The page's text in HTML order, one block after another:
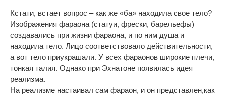
Кстати, встает вопрос – как же «ба» находила свое тело?
Изображения фараона (статуи, фрески, барельефы)
создавались при жизни фараона, и по ним душа и
находила тело. Лицо соответствовало действительности,
а вот тело приукрашали. У всех фараонов широкие плечи,
тонкая талия. Однако при Эхнатоне появилась идея
реализма.
На реализме настаивал сам фараон, и он представлен,как